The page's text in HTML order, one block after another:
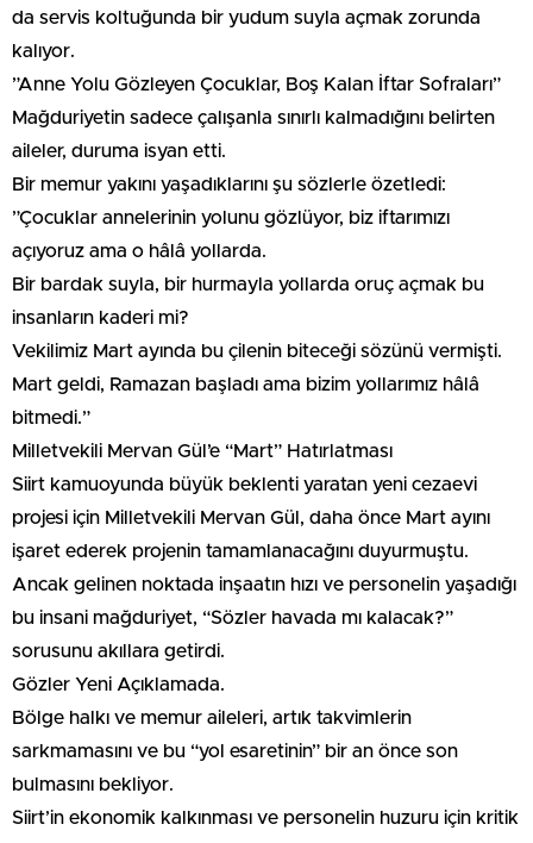
da servis koltuğunda bir yudum suyla açmak zorunda
kalıyor.
​”Anne Yolu Gözleyen Çocuklar, Boş Kalan İftar Sofraları”
​Mağduriyetin sadece çalışanla sınırlı kalmadığını belirten
aileler, duruma isyan etti.
Bir memur yakını yaşadıklarını şu sözlerle özetledi:
​”Çocuklar annelerinin yolunu gözlüyor, biz iftarımızı
açıyoruz ama o hâlâ yollarda.
Bir bardak suyla, bir hurmayla yollarda oruç açmak bu
insanların kaderi mi?
Vekilimiz Mart ayında bu çilenin biteceği sözünü vermişti.
Mart geldi, Ramazan başladı ama bizim yollarımız hâlâ
bitmedi.”
​Milletvekili Mervan Gül’e “Mart” Hatırlatması
​Siirt kamuoyunda büyük beklenti yaratan yeni cezaevi
projesi için Milletvekili Mervan Gül, daha önce Mart ayını
işaret ederek projenin tamamlanacağını duyurmuştu.
Ancak gelinen noktada inşaatın hızı ve personelin yaşadığı
bu insani mağduriyet, “Sözler havada mı kalacak?”
sorusunu akıllara getirdi.
​Gözler Yeni Açıklamada.
​Bölge halkı ve memur aileleri, artık takvimlerin
sarkmamasını ve bu “yol esaretinin” bir an önce son
bulmasını bekliyor.
Siirt’in ekonomik kalkınması ve personelin huzuru için kritik